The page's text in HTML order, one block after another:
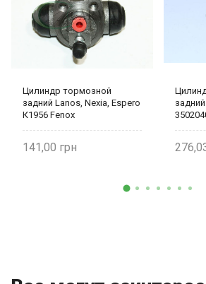
Цилиндр тормозной
задний Lanos, Nexia, Espero
К1956 Fenox
141,00